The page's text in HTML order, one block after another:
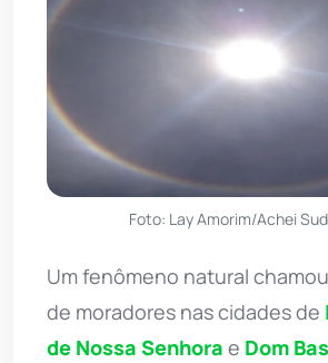
Foto: Lay Amorim/Achei
Um fenômeno natural
de moradores nas cidades de
de Nossa Senhora e Dom